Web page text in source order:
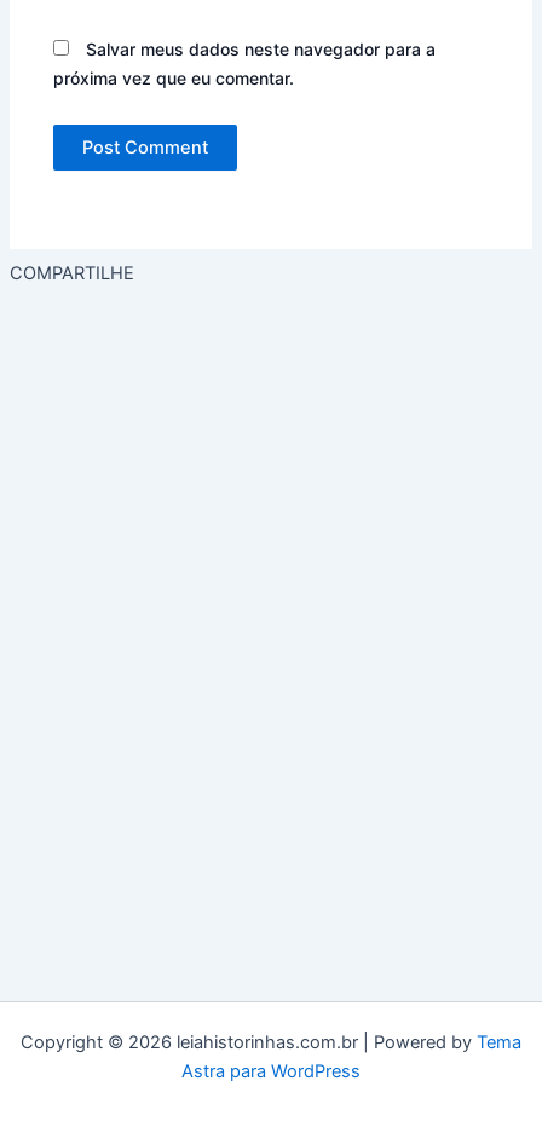
Salvar meus dados neste navegador para a
próxima vez que eu comentar.
COMPARTILHE
Copyright © 2026 leiahistorinhas.com.br | Powered by Tema
Astra para WordPress